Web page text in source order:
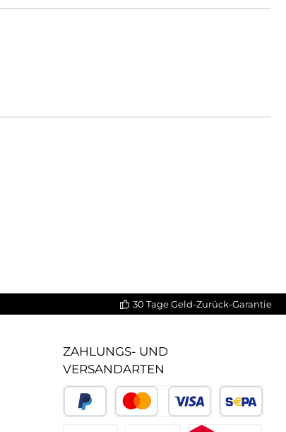
30 Tage Geld-Zurück-Garantie
ZAHLUNGS- UND
VERSANDARTEN